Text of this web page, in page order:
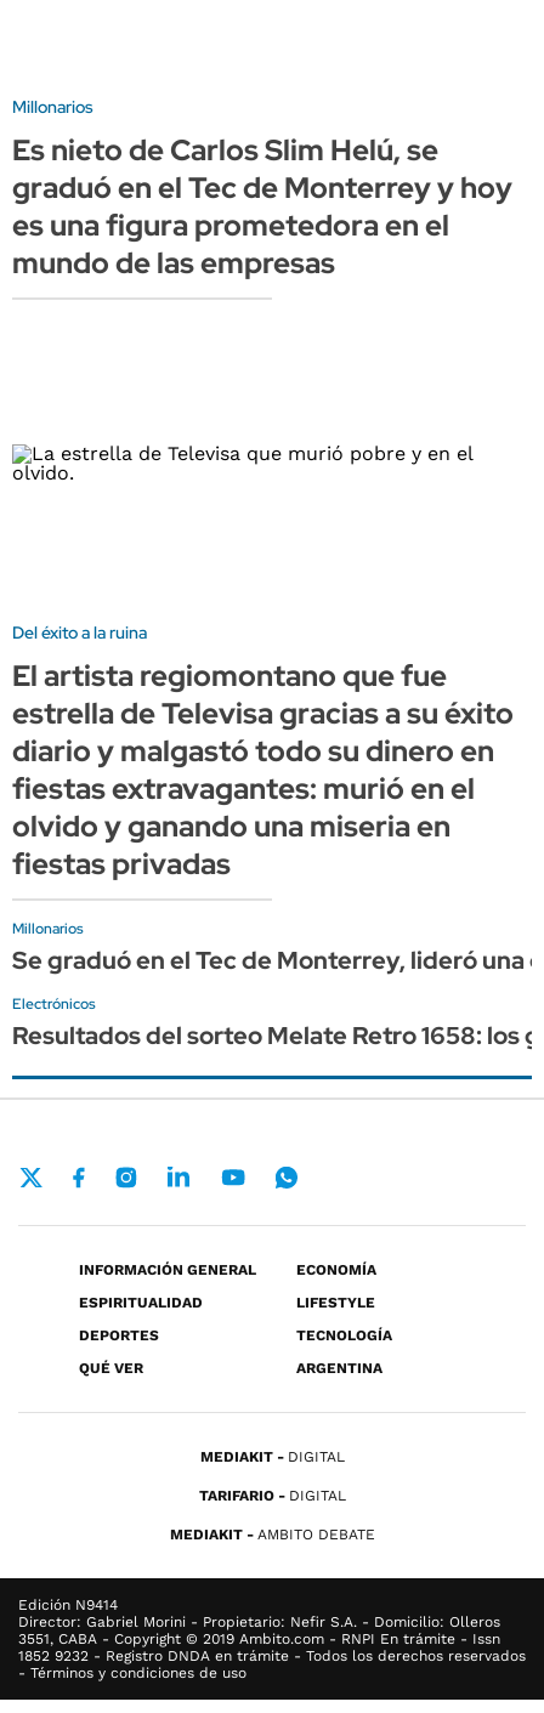
Millonarios
Es nieto de Carlos Slim Helú, se
graduó en el Tec de Monterrey y hoy
es una figura prometedora en el
mundo de las empresas
Del éxito a la ruina
El artista regiomontano que fue
estrella de Televisa gracias a su éxito
diario y malgastó todo su dinero en
fiestas extravagantes: murió en el
olvido y ganando una miseria en
fiestas privadas
Millonarios
Se graduó en el Tec de Monterrey, lideró
Electrónicos
Resultados del sorteo Melate Retro 1658: los
INFORMACIÓN GENERAL
ECONOMÍA
ESPIRITUALIDAD
LIFESTYLE
DEPORTES
TECNOLOGÍA
QUÉ VER
ARGENTINA
MEDIAKIT DIGITAL
TARIFARIO DIGITAL
MEDIAKIT AMBITO DEBATE
Edición N9414
Director: Gabriel Morini - Propietario: Nefir S.A. - Domicilio: Olleros
3551, CABA - Copyright © 2019 Ambito.com - RNPI En trámite - Issn
1852 9232 - Registro DNDA en trámite - Todos los derechos reservados
- Términos y condiciones de uso